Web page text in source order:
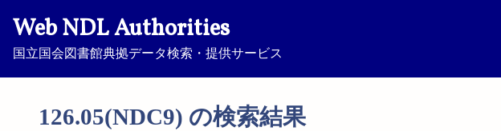
Web NDL Authorities
国立国会図書館典拠データ検索・提供サービス
126.05(NDC9) の検索結果